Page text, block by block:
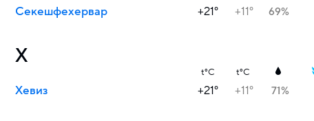
Секешфехервар +21° +11° 69%
Х
t°C t°C
Хевиз +21° +11° 71%